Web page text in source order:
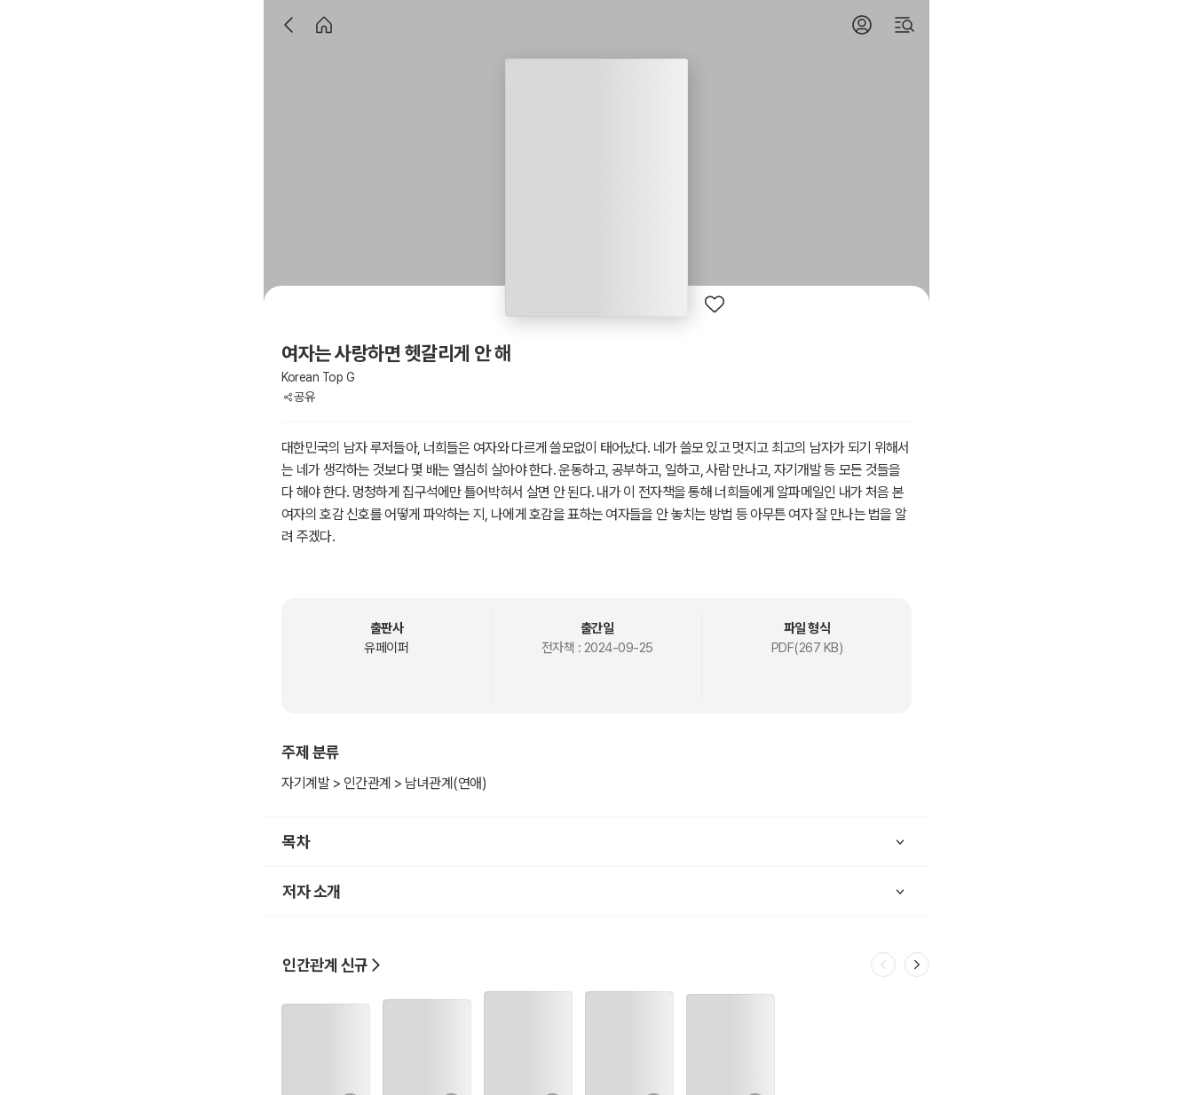
여자는 사랑하면 헷갈리게 안 해
Korean Top G
공유
대한민국의 남자 루저들아, 너희들은 여자와 다르게 쓸모없이 태어났다. 네가 쓸모 있고 멋지고 최고의 남자가 되기 위해서
는 네가 생각하는 것보다 몇 배는 열심히 살아야 한다. 운동하고, 공부하고, 일하고, 사람 만나고, 자기개발 등 모든 것들을
다 해야 한다. 멍청하게 집구석에만 틀어박혀서 살면 안 된다. 내가 이 전자책을 통해 너희들에게 알파메일인 내가 처음 본
여자의 호감 신호를 어떻게 파악하는 지, 나에게 호감을 표하는 여자들을 안 놓치는 방법 등 아무튼 여자 잘 만나는 법을 알
려 주겠다.
다고 할 수는 없다. 인생을 살다 보면 주변에 훈수 두는 사람, 꼰대들이 득실득실할 것이다. 그런 놈들은 자기가 대단한 사람
이라고 생각하고 자기가 하는 말은 무조건 다 맞다고 생각한다. 그런 놈들 사이에 휘둘리지 않고 꿋꿋이 살아가려면 자신의
준히 나아가는 것이다. 이 책에서는 알파메일의 생각과 고찰들이 가감 없이 들어있으니 독자들은 맹신하지 말고 참고만 하
고 밖으로 나가서 직접 경험을 해봐라. 직접 수많은 경험들을 해보면 저절로 알게 될 것이다. 앞으로 너희들의 모든 일들이
출판사
유페이퍼
출간일
전자책 : 2024-09-25
파일 형식
PDF(267 KB)
주제 분류
자기계발 > 인간관계 > 남녀관계(연애)
목차
저자 소개
인간관계 신규